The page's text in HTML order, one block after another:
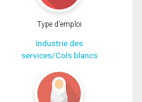
Type d'emploi
Industrie des
services/Cols blancs